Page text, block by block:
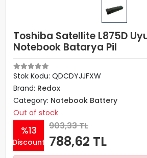
Toshiba Satellite L875D
Notebook Batarya Pil
Stok Kodu: QDCDYJJFXW
Brand: Redox
Category: Notebook Battery
Out of stock
%13
Discount
903,33 TL
788,62 TL